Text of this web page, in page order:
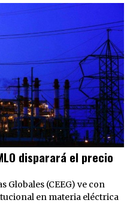
disparará el precio
Globales (CEEG) ve con
en materia eléctrica